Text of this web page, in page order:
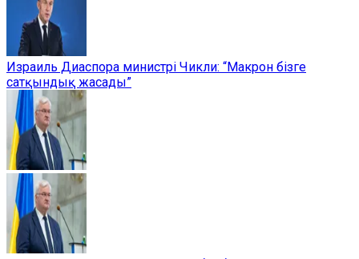
Израиль Диаспора министрі Чикли: “Макрон бізге
сатқындық жасады”